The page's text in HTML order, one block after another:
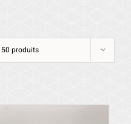
50 produits